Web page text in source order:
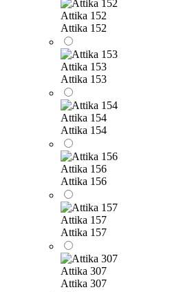
Attika 152
Attika 152
Attika 153
Attika 153
Attika 154
Attika 154
Attika 156
Attika 156
Attika 157
Attika 157
Attika 307
Attika 307